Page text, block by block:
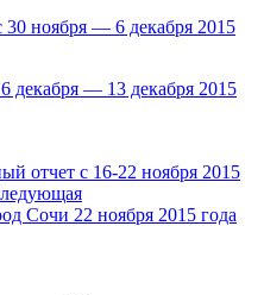
ноября — 6 декабря 2015
— 13 декабря 2015
отчет с 16-22 ноября 2015
Сочи 22 ноября 2015 года